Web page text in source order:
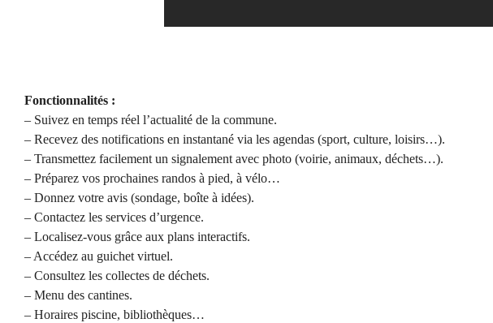
Fonctionnalités :
– Suivez en temps réel l’actualité de la commune.
– Recevez des notifications en instantané via les agendas (sport, culture, loisirs…).
– Transmettez facilement un signalement avec photo (voirie, animaux, déchets…).
– Préparez vos prochaines randos à pied, à vélo…
– Donnez votre avis (sondage, boîte à idées).
– Contactez les services d’urgence.
– Localisez-vous grâce aux plans interactifs.
– Accédez au guichet virtuel.
– Consultez les collectes de déchets.
– Menu des cantines.
– Horaires piscine, bibliothèques…